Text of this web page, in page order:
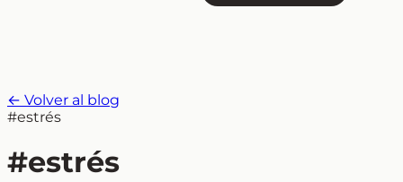
← Volver al blog
#estrés
#estrés